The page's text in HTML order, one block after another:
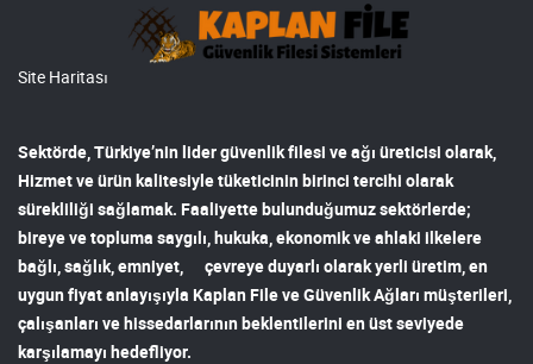
Site Haritası
Sektörde, Türkiye’nin lidergüvenlik filesi ve ağı üreticisi olarak,
Hizmet ve ürün kalitesiyle tüketicinin birinci tercihi olarak
sürekliliği sağlamak. Faaliyette bulunduğumuz sektörlerde;
bireye ve topluma saygılı, hukuka, ekonomik ve ahlaki ilkelere
bağlı, sağlık, emniyet, çevreye duyarlı olarak yerli üretim, en
uygun fiyat anlayışıyla Kaplan File ve Güvenlik Ağları müşterileri,
çalışanları ve hissedarlarının beklentilerini en üst seviyede
karşılamayı hedefliyor.